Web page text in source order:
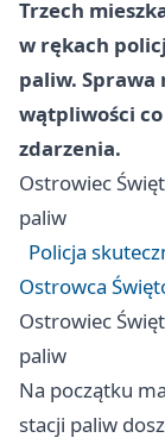
Trzech
w rękach
paliw. Sprawa
wątpliwości
zdarzenia.
Ostrowiec
paliw
Policja
Ostrowca
Ostrowiec
paliw
Na początku
stacji paliw